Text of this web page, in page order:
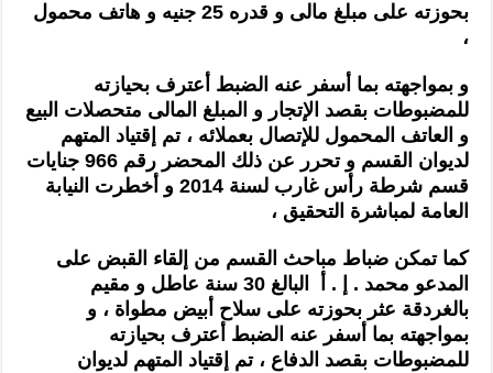
بحوزته على مبلغ مالى و قدره 25 جنيه و هاتف محمول
،
و بمواجهته بما أسفر عنه الضبط أعترف بحيازته
للمضبوطات بقصد الإتجار و المبلغ المالى متحصلات البيع
و العاتف المحمول للإتصال بعملائه ، تم إقتياد المتهم
لديوان القسم و تحرر عن ذلك المحضر رقم 966 جنايات
قسم شرطة رأس غارب لسنة 2014 و أخطرت النيابة
العامة لمباشرة التحقيق ،
كما تمكن ضباط مباحث القسم من إلقاء القبض على
المدعو محمد . إ . أ البالغ 30 سنة عاطل و مقيم
بالغردقة عثر بحوزته على سلاح أبيض مطواة ، و
بمواجهته بما أسفر عنه الضبط أعترف بحيازته
للمضبوطات بقصد الدفاع ، تم إقتياد المتهم لديوان